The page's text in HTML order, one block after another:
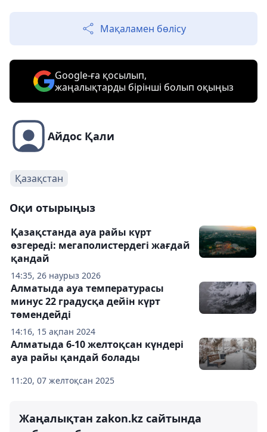
Мақаламен бөлісу
Google-ға қосылып,
жаңалықтарды бірінші болып оқыңыз
Айдос Қали
Қазақстан
Оқи отырыңыз
14:35, 26 наурыз 2026
Қазақстанда ауа райы күрт
өзгереді: мегаполистердегі жағдай
қандай
14:16, 15 ақпан 2024
Алматыда ауа температурасы
минус 22 градусқа дейін күрт
төмендейді
11:20, 07 желтоқсан 2025
Алматыда 6-10 желтоқсан күндері
ауа райы қандай болады
Жаңалықтан zakon.kz сайтында